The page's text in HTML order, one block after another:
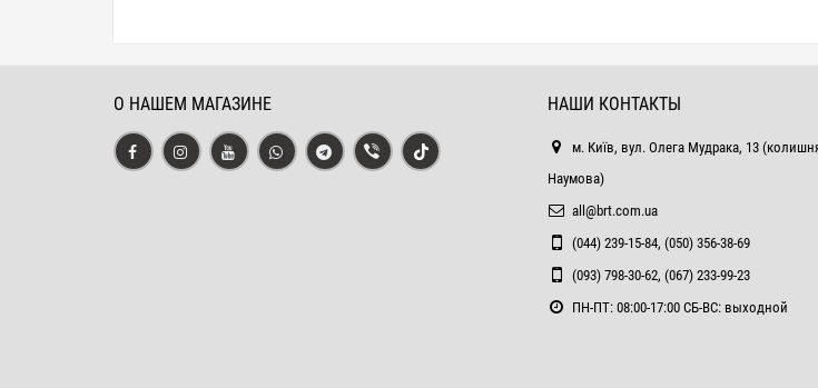
О НАШЕМ МАГАЗИНЕ НАШИ КОНТАКТЫ
м. Київ, вул. Олега Мудрака, 13
Наумова)
all@brt.com.ua
(044) 239-15-84, (050) 356-38-69
(093) 798-30-62, (067) 233-99-23
ПН-ПТ: 08:00-17:00 СБ-ВС: выходной